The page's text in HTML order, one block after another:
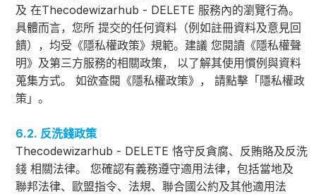
及 在Thecodewizarhub - DELETE 服務內的瀏覽行為。
具體而言，您所 提交的任何資料（例如註冊資料及意見回
饋），均受《隱私權政策》規範。建議 您閱讀《隱私權聲
明》及第三方服務的相關政策， 以了解其使用慣例與資料
蒐集方式。 如欲查閱《隱私權政策》， 請點擊「隱私權政
策」。
6.2. 反洗錢政策
Thecodewizarhub - DELETE 恪守反貪腐、反賄賂及反洗
錢 相關法律。 您確認有義務遵守適用法律，包括當地及
聯邦法律、歐盟指令、法規、聯合國公約及其他適用法